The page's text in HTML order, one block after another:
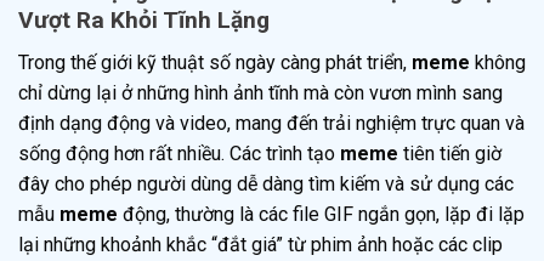
Vượt Ra Khỏi Tĩnh Lặng
Trong thế giới kỹ thuật số ngày càng phát triển, meme không
chỉ dừng lại ở những hình ảnh tĩnh mà còn vươn mình sang
định dạng động và video, mang đến trải nghiệm trực quan và
sống động hơn rất nhiều. Các trình tạo meme tiên tiến giờ
đây cho phép người dùng dễ dàng tìm kiếm và sử dụng các
mẫu meme động, thường là các file GIF ngắn gọn, lặp đi lặp
lại những khoảnh khắc “đắt giá” từ phim ảnh hoặc các clip